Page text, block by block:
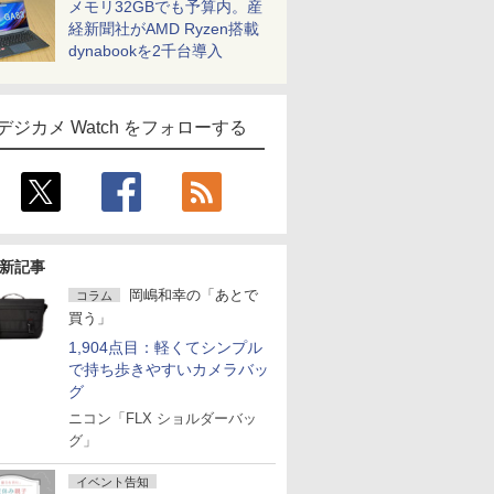
メモリ32GBでも予算内。産
経新聞社がAMD Ryzen搭載
dynabookを2千台導入
ジカメ Watch をフォローする
記事
コラム
岡嶋和幸の「あとで
買う」
1,904点目：軽くてシンプル
で持ち歩きやすいカメラバッ
グ
ニコン「FLX ショルダーバッ
グ」
イベント告知